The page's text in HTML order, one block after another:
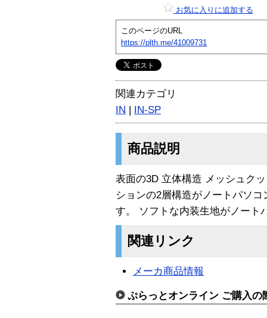
お気に入りに追加する
このページのURL
https://plth.me/41009731
関連カテゴリ
IN | IN-SP
商品説明
表面の3D 立体構造 メッシュク
ションの2層構造がノートパソ
す。 ソフトな内装生地がノート
関連リンク
メーカ商品情報
ぷらっとオンライン ご購入の